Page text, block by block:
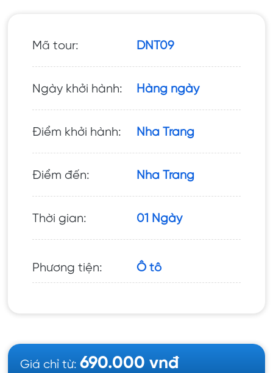
Mã tour: DNT09
Ngày khởi hành: Hàng ngày
Điểm khởi hành: Nha Trang
Điểm đến: Nha Trang
Thời gian: 01 Ngày
Phương tiện: Ô tô
Giá chỉ từ: 690.000 vnđ